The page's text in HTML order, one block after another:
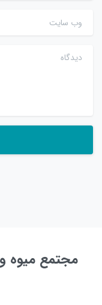
وب سایت
دیدگاه
مجتمع میوه و